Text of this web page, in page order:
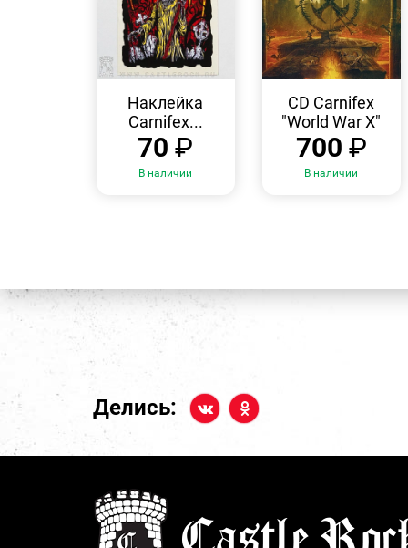
ПРОСМОТР
Наклейка
Carnifex...
70₽
В наличии
ПРОСМОТР
CD Carnifex
"World War X"
700 ₽
В наличии
Делись: